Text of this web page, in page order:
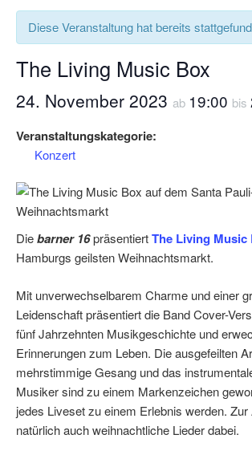
Diese Veranstaltung hat bereits
The Living Music Box
24. November 2023 ab 19:00 bis
Veranstaltungskategorie:
Konzert
Diebarner 16präsentiertThe Living Music
Hamburgs geilsten Weihnachtsmarkt.
Mit unverwechselbarem Charme und einer
Leidenschaft präsentiert die Band Cover-
fünf Jahrzehnten Musikgeschichte und
Erinnerungen zum Leben. Die ausgefeilten
mehrstimmige Gesang und das
Musiker sind zu einem Markenzeichen
jedes Liveset zu einem Erlebnis werden.
natürlich auch weihnachtliche Lieder dabei.